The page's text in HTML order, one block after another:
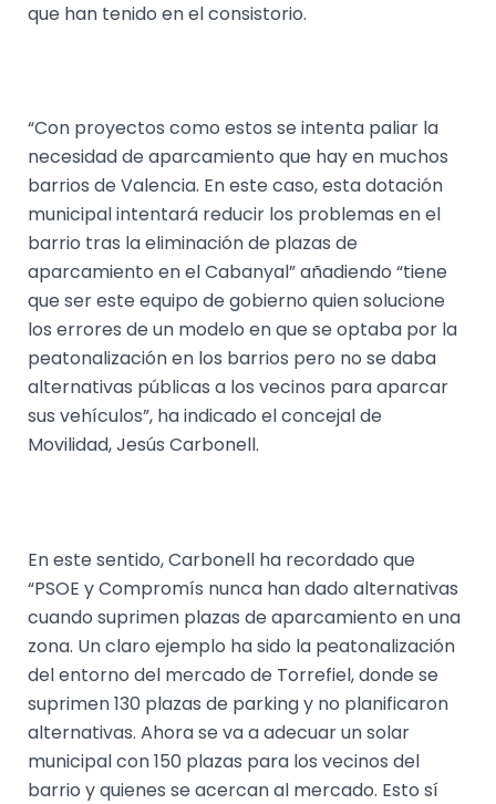
que han tenido en el consistorio.
“Con proyectos como estos se intenta paliar la
necesidad de aparcamiento que hay en muchos
barrios de Valencia. En este caso, esta dotación
municipal intentará reducir los problemas en el
barrio tras la eliminación de plazas de
aparcamiento en el Cabanyal” añadiendo “tiene
que ser este equipo de gobierno quien solucione
los errores de un modelo en que se optaba por la
peatonalización en los barrios pero no se daba
alternativas públicas a los vecinos para aparcar
sus vehículos”, ha indicado el concejal de
Movilidad, Jesús Carbonell.
En este sentido, Carbonell ha recordado que
“PSOE y Compromís nunca han dado alternativas
cuando suprimen plazas de aparcamiento en una
zona. Un claro ejemplo ha sido la peatonalización
del entorno del mercado de Torrefiel, donde se
suprimen 130 plazas de parking y no planificaron
alternativas. Ahora se va a adecuar un solar
municipal con 150 plazas para los vecinos del
barrio y quienes se acercan al mercado. Esto sí